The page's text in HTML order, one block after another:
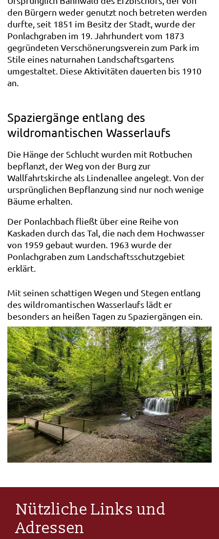
den Bürgern weder genutzt noch betreten werden
durfte, seit 1851 im Besitz der Stadt, wurde der
Ponlachgraben im 19. Jahrhundert vom 1873
gegründeten Verschönerungsverein zum Park im
Stile eines naturnahen Landschaftsgartens
umgestaltet. Diese Aktivitäten dauerten bis 1910
an.
Spaziergänge entlang des
wildromantischen Wasserlaufs
Die Hänge der Schlucht wurden mit Rotbuchen
bepflanzt, der Weg von der Burg zur
Wallfahrtskirche als Lindenallee angelegt. Von der
ursprünglichen Bepflanzung sind nur noch wenige
Bäume erhalten.
Der Ponlachbach fließt über eine Reihe von
Kaskaden durch das Tal, die nach dem Hochwasser
von 1959 gebaut wurden. 1963 wurde der
Ponlachgraben zum Landschaftsschutzgebiet
erklärt.
Mit seinen schattigen Wegen und Stegen entlang
des wildromantischen Wasserlaufs lädt er
besonders an heißen Tagen zu Spaziergängen ein.
Nützliche Links und
Adressen